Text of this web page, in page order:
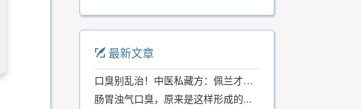
最新文章
口臭别乱治！中医私藏方：佩兰才是口气克星，喝一周就清爽
肠胃浊气口臭，原来是这样形成的...